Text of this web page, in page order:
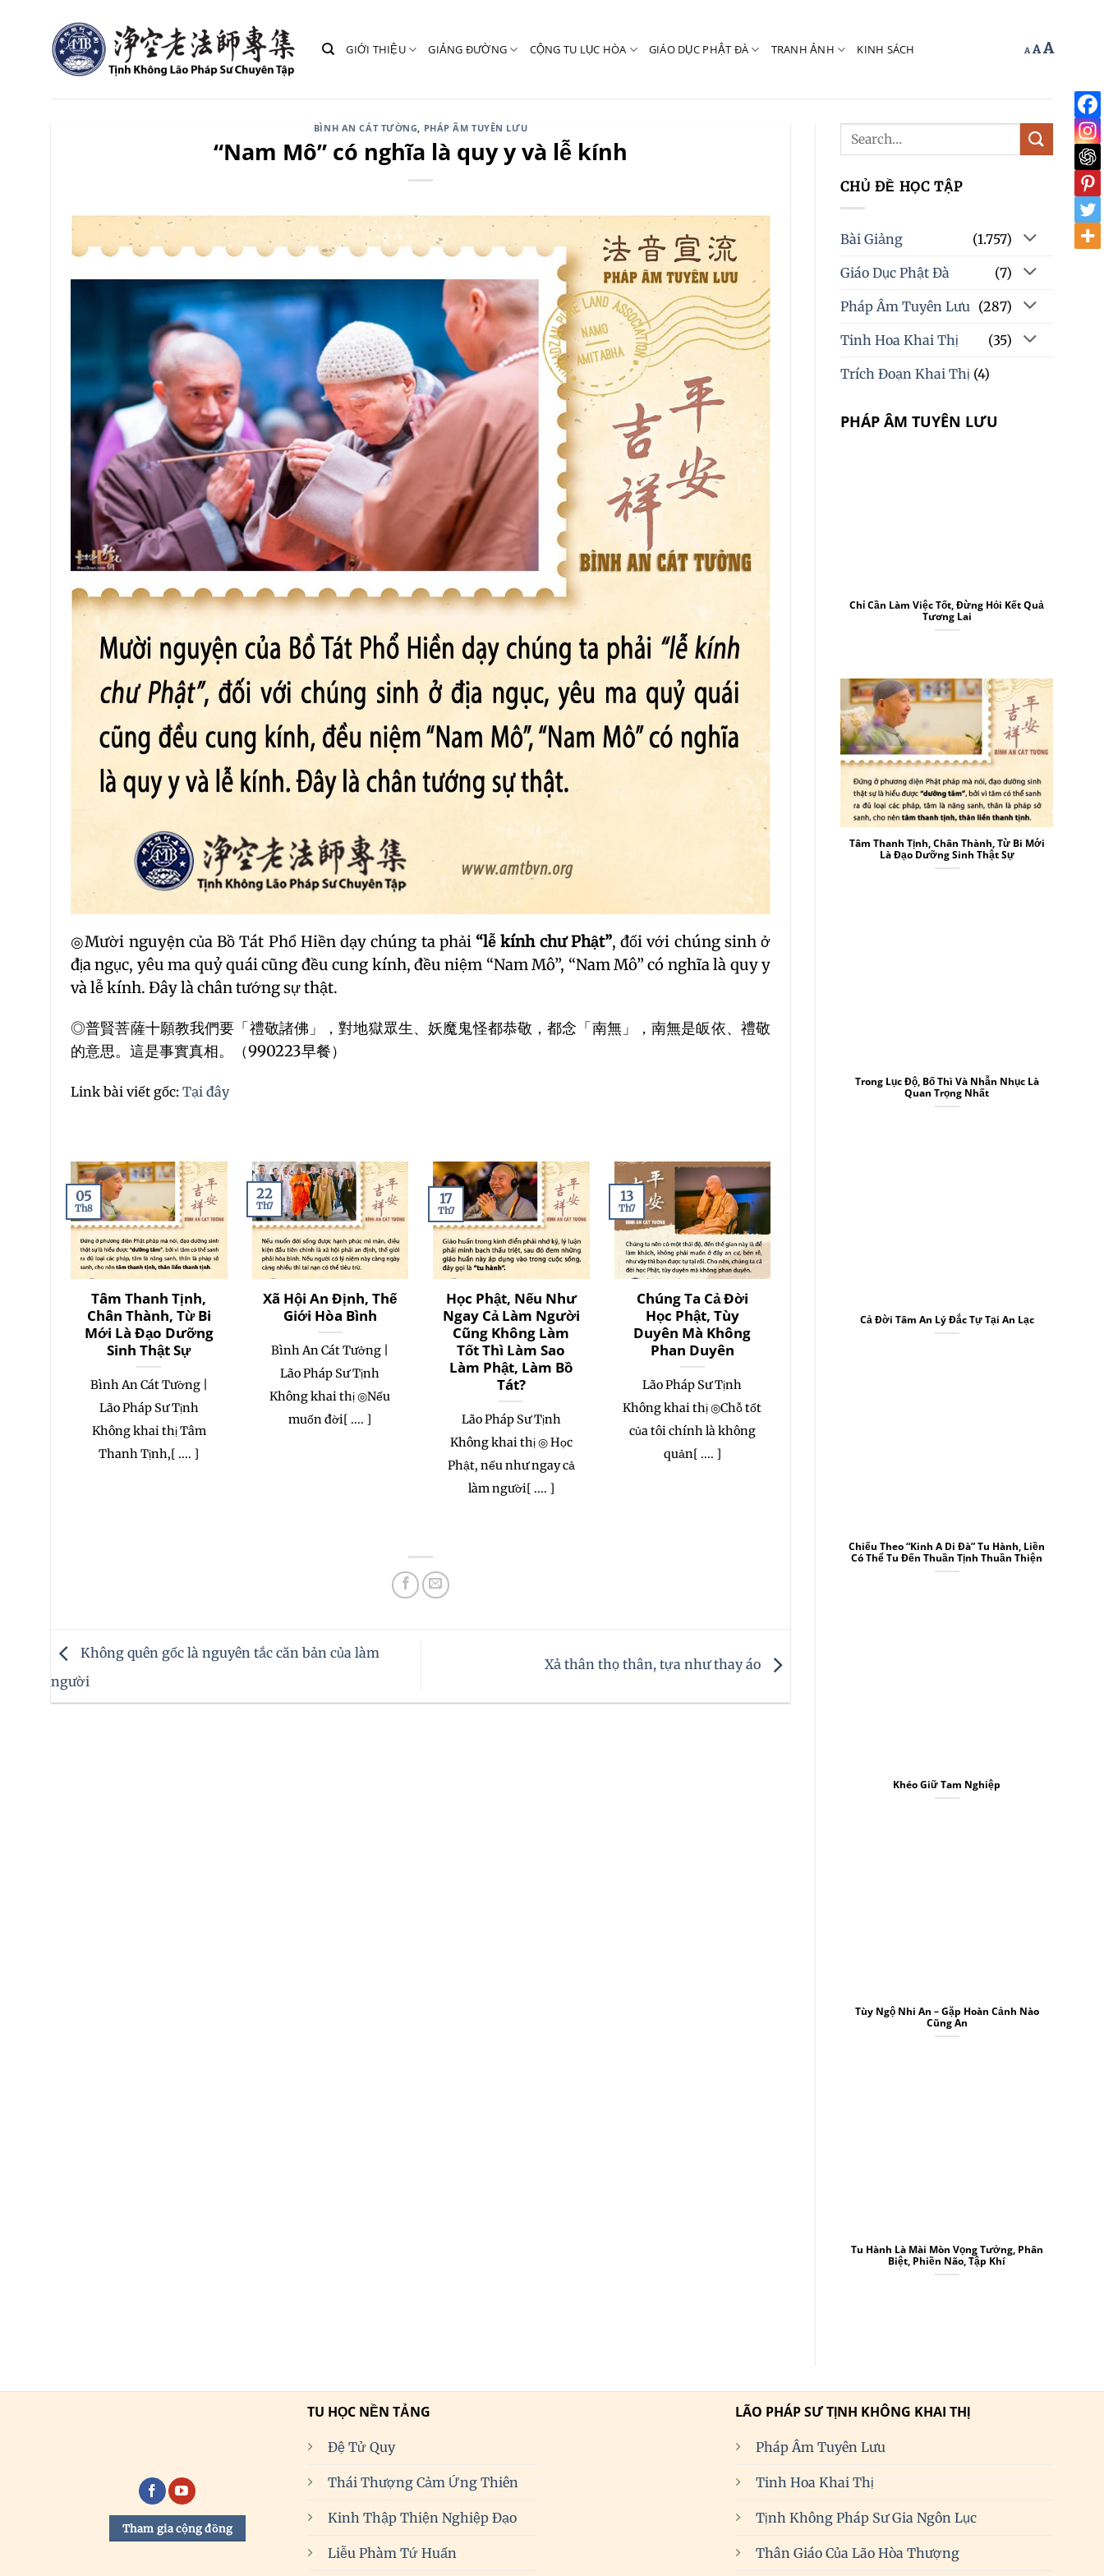
GIỚI THIỆU GIẢNG ĐƯỜNG CỘNG TU LỤC HÒA GIÁO DỤC PHẬT ĐÀ TRANH ẢNH KINH SÁCH A Decrease
A Reset
A
size.
BÌNH AN CÁT TƯỜNG, PHÁP ÂM TUYÊN LƯU
“Nam Mô” có nghĩa là quy y và lễ kính
◎Mười nguyện của Bồ Tát Phổ Hiền dạy chúng ta phải “lễ kính chư Phật”, đối với chúng sinh ở
địa ngục, yêu ma quỷ quái cũng đều cung kính, đều niệm “Nam Mô”, “Nam Mô” có nghĩa là quy y
và lễ kính. Đây là chân tướng sự thật.
◎普賢菩薩十願教我們要「禮敬諸佛」，對地獄眾生、妖魔鬼怪都恭敬，都念「南無」，南無是皈依、禮敬
的意思。這是事實真相。（990223早餐）
Link bài viết gốc: Tại đây
Tâm Thanh Tịnh,
Chân Thành, Từ Bi
Mới Là Đạo Dưỡng
Sinh Thật Sự
Bình An Cát Tường |
Lão Pháp Sư Tịnh
Không khai thị Tâm
Thanh Tịnh,[ .... ]
05
Th8
Xã Hội An Định, Thế
Giới Hòa Bình
Bình An Cát Tưởng |
Lão Pháp Sư Tịnh
Không khai thị ◎Nếu
muốn đời[ .... ]
22
Th7
Học Phật, Nếu Như
Ngay Cả Làm Người
Cũng Không Làm
Tốt Thì Làm Sao
Làm Phật, Làm Bồ
Tát?
Lão Pháp Sư Tịnh
Không khai thị ◎ Học
Phật, nếu như ngay cả
làm người[ .... ]
17
Th7
Chúng Ta Cả Đời
Học Phật, Tùy
Duyên Mà Không
Phan Duyên
Lão Pháp Sư Tịnh
Không khai thị ◎Chỗ tốt
của tôi chính là không
quản[ .... ]
13
Th7
Đem Ý Niệm
Nhìn, Mười
Không quên gốc là nguyên tắc căn bản của làm
người
Xả thân thọ thân, tựa như thay áo
CHỦ ĐỀ HỌC TẬP
Bài Giảng (1.757)
Giáo Dục Phật Đà (7)
Pháp Âm Tuyên Lưu (287)
Tinh Hoa Khai Thị (35)
Trích Đoạn Khai Thị (4)
PHÁP ÂM TUYÊN LƯU
Chỉ Cần Làm Việc Tốt, Đừng Hỏi Kết Quả
Tương Lai
Tâm Thanh Tịnh, Chân Thành, Từ Bi Mới
Là Đạo Dưỡng Sinh Thật Sự
Trong Lục Độ, Bố Thì Và Nhẫn Nhục Là
Quan Trọng Nhất
Cả Đời Tâm An Lý Đắc Tự Tại An Lạc
Chiếu Theo “Kinh A Di Đà” Tu Hành, Liền
Có Thể Tu Đến Thuần Tịnh Thuần Thiện
Khéo Giữ Tam Nghiệp
Tùy Ngộ Nhi An – Gặp Hoàn Cảnh Nào
Cũng An
Tu Hành Là Mài Mòn Vọng Tưởng, Phân
Biệt, Phiền Não, Tập Khí
Tham gia cộng đồng
TU HỌC NỀN TẢNG
Đệ Tử Quy
Thái Thượng Cảm Ứng Thiên
Kinh Thập Thiện Nghiệp Đạo
Liễu Phàm Tứ Huấn
LÃO PHÁP SƯ TỊNH KHÔNG KHAI THỊ
Pháp Âm Tuyên Lưu
Tinh Hoa Khai Thị
Tịnh Không Pháp Sư Gia Ngôn Lục
Thân Giáo Của Lão Hòa Thượng